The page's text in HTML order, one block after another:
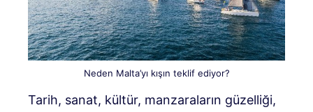
Neden Malta’yı kışın teklif ediyor?
Tarih, sanat, kültür, manzaraların güzelliği,